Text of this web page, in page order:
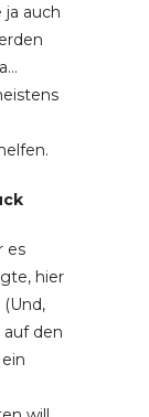
ja auch
es
hier
auf den